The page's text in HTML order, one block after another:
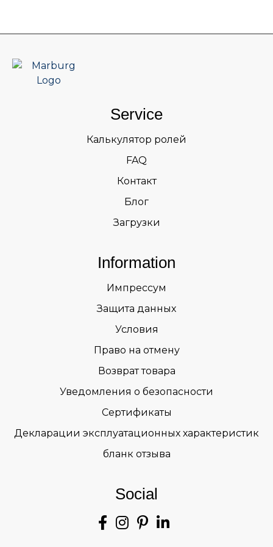
Service
Калькулятор ролей
FAQ
Контакт
Блог
Загрузки
Information
Импрессум
Защита данных
Условия
Право на отмену
Возврат товара
Уведомления о безопасности
Сертификаты
Декларации эксплуатационных характеристик
бланк отзыва
Social